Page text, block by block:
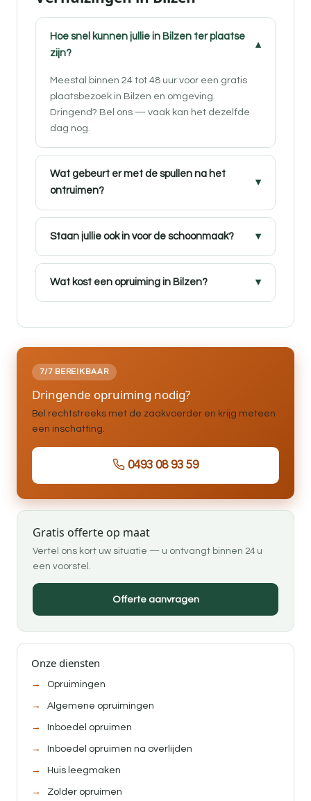
Hoe snel kunnen jullie in Bilzen ter plaatse
zijn?
Meestal binnen 24 tot 48 uur voor een gratis
plaatsbezoek in Bilzen en omgeving.
Dringend? Bel ons — vaak kan het dezelfde
dag nog.
Wat gebeurt er met de spullen na het
ontruimen?
Staan jullie ook in voor de schoonmaak?
Wat kost een opruiming in Bilzen?
7/7 BEREIKBAAR
Dringende opruiming nodig?
Bel rechtstreeks met de zaakvoerder en krijg meteen
een inschatting.
0493 08 93 59
Gratis offerte op maat
Vertel ons kort uw situatie — u ontvangt binnen 24 u
een voorstel.
Offerte aanvragen
Onze diensten
Opruimingen
Algemene opruimingen
Inboedel opruimen
Inboedel opruimen na overlijden
Huis leegmaken
Zolder opruimen